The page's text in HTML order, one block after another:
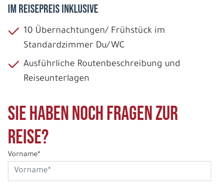
IM REISEPREIS INKLUSIVE
10 Übernachtungen/ Frühstück im
Standardzimmer Du/WC
Ausführliche Routenbeschreibung und
Reiseunterlagen
Sie haben noch Fragen zur
Reise?
Vorname*